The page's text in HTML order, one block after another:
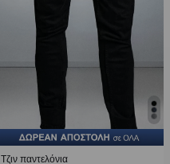
Τζιν παντελόνια